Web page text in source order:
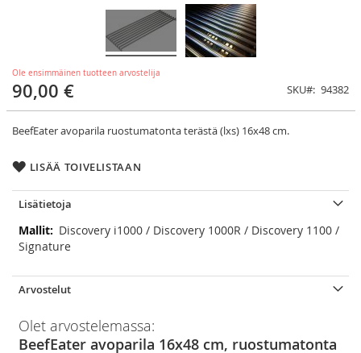
Ole ensimmäinen tuotteen arvostelija
90,00 € SKU 94382
BeefEater avoparila ruostumatonta terästä (lxs) 16x48 cm.
LISÄÄ TOIVELISTAAN
Lisätietoja
LisätietojaDiscovery i1000 / Discovery 1000R / Discovery 1100 /
Signature
Arvostelut
Olet arvostelemassa:
BeefEater avoparila 16x48 cm, ruostumatonta